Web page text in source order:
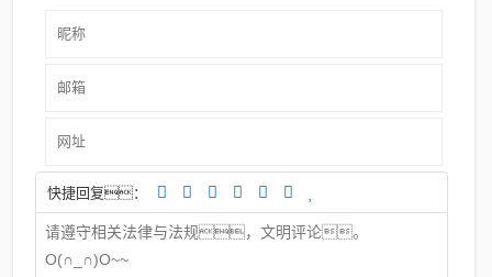
快捷回复：